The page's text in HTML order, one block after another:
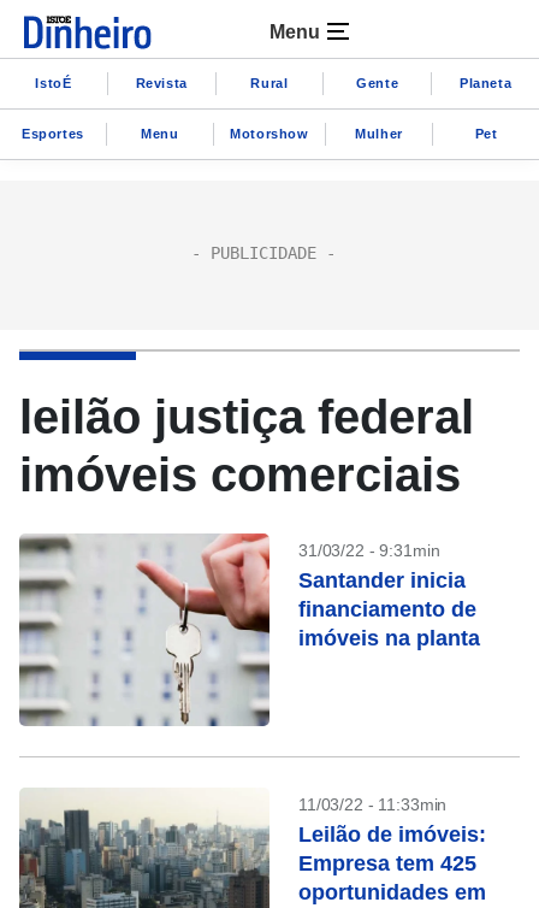
Menu
IstoÉ Revista Rural Gente Planeta
Esportes Menu Motorshow Mulher Pet
leilão justiça federal
imóveis comerciais
31/03/22 - 9:31min
Santander inicia
financiamento de
imóveis na planta
11/03/22 - 11:33min
Leilão de imóveis:
Empresa tem 425
oportunidades em